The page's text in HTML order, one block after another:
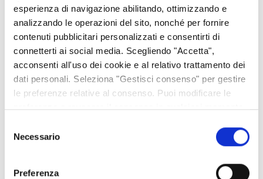
esperienza di navigazione abilitando, ottimizzando e
analizzando le operazioni del sito, nonché per fornire
contenuti pubblicitari personalizzati e consentirti di
connetterti ai social media. Scegliendo "Accetta",
acconsenti all'uso dei cookie e al relativo trattamento dei
dati personali. Seleziona "Gestisci consenso" per gestire
le preferenze relative al consenso. Puoi modificare le
preferenze o revocare il consenso in qualsiasi momento
politica sui cookie qui
la nostra politica sulla
delNecessario
Preferenza
FacebookLinkedIn